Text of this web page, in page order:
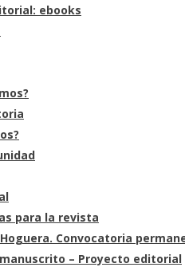
ebooks
para la revista
Convocatoria
– Proyecto editorial